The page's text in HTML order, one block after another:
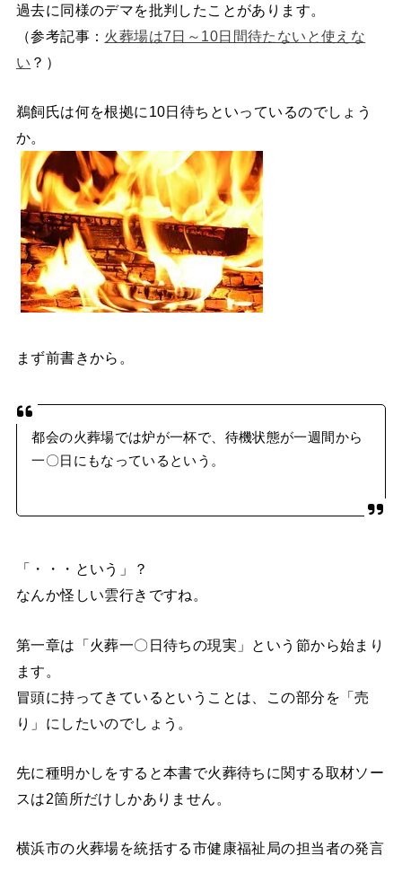
過去に同様のデマを批判したことがあります。
（参考記事： 火葬場は7日～10日間待たないと使えな
い ？）
鵜飼氏は何を根拠に10日待ちといっているのでしょう
か。
まず前書きから。
都会の火葬場では炉が一杯で、待機状態が一週間から
一〇日にもなっているという。
「・・・という」？
なんか怪しい雲行きですね。
第一章は「火葬一〇日待ちの現実」という節から始まり
ます。
冒頭に持ってきているということは、この部分を「売
り」にしたいのでしょう。
先に種明かしをすると本書で火葬待ちに関する取材ソー
スは2箇所だけしかありません。
横浜市の火葬場を統括する市健康福祉局の担当者の発言